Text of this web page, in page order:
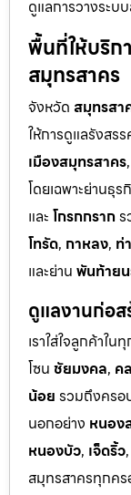
ดูแลการวางระ
พื้นที่ให้บริก
สมุทรสาคร
จังหวัด สมุทรสา
ให้การดูแลรังสร
เมืองสมุทรสาคร
โดยเฉพาะย่านธุ
และ โกรกกราก
โทรัด, กาหลง, ท่
และย่าน พันท้าย
ดูแลงานก่อ
เราใส่ใจลูกค้าใ
โซน ชัยมงคล, ค
น้อย รวมถึงครอ
นอกอย่าง หนอง
หนองบัว, เจ็ดริ้ว,
สมุทรสาครทุกค